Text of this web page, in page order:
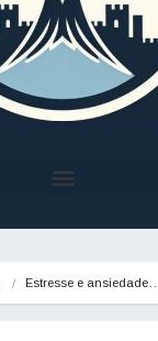
Estresse e ansiedade…